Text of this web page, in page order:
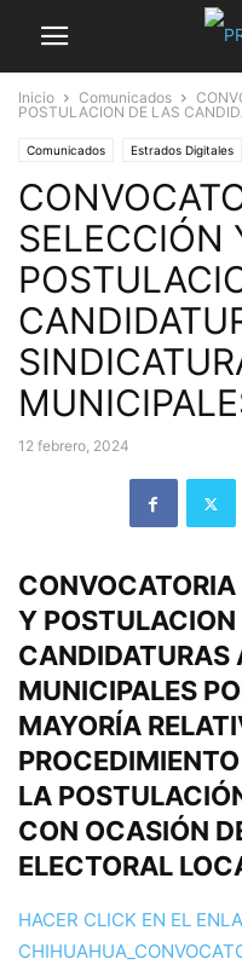
Inicio Comunicados
POSTULACION DE LAS
Comunicados Estrados Digitales
Portadas y Columnas políticas de hoy
SELECCIÓN
12 febrero, 2024
Y POSTULACION
CANDIDATURAS
MUNICIPALES
MAYORÍA
LA
CON OCASIÓN
ELECTORAL
HACER CLICK EN EL